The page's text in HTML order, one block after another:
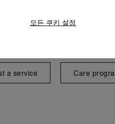
a service Care
모든 쿠키 설정